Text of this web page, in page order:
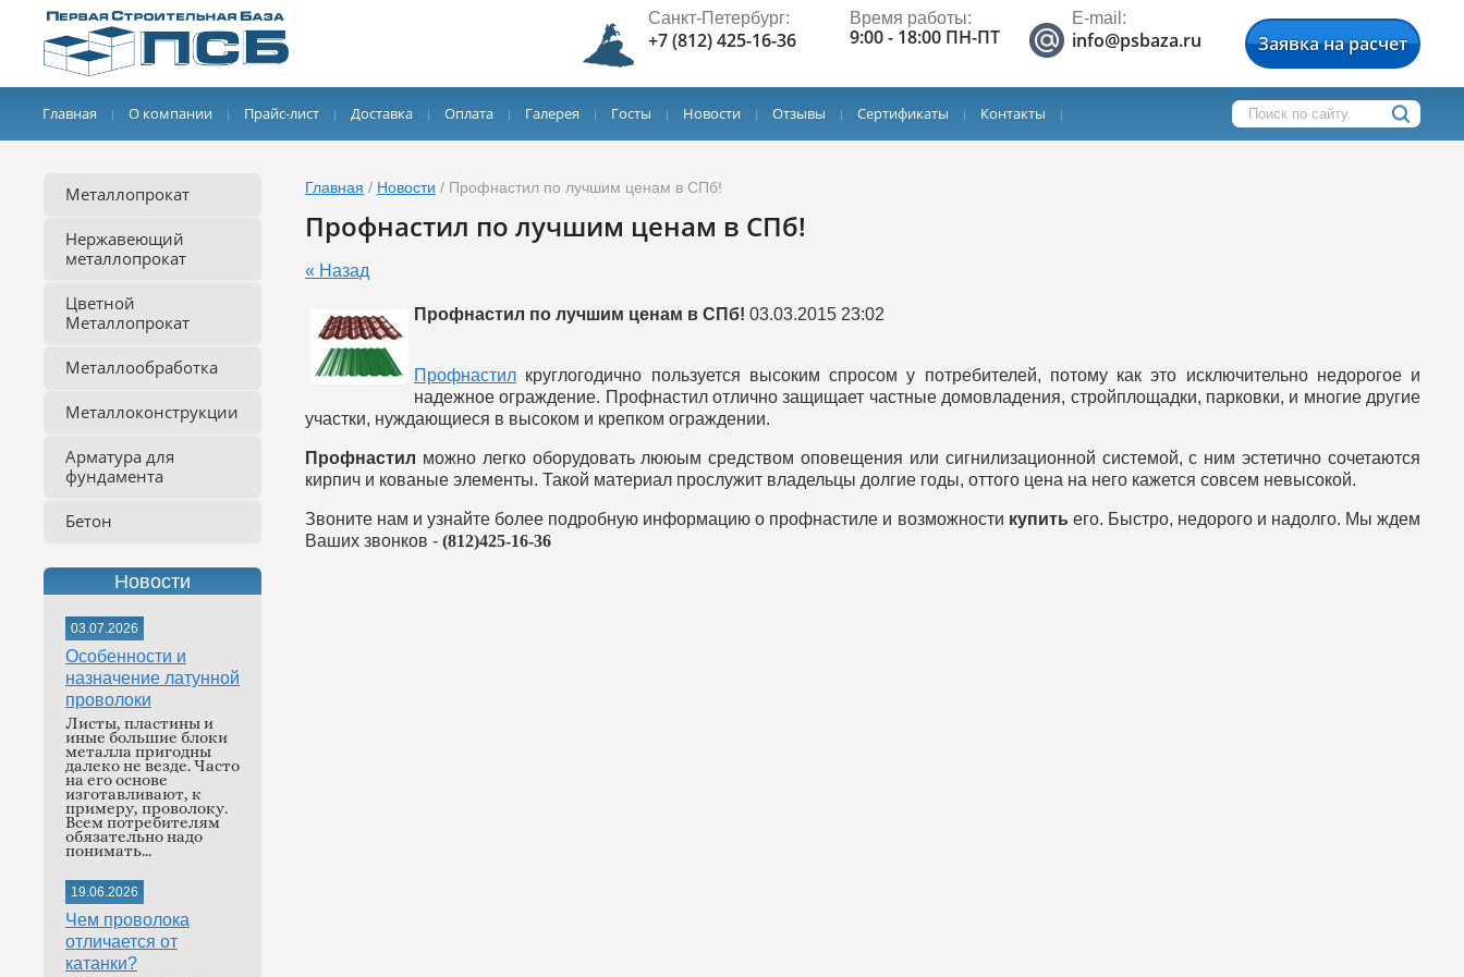
Санкт-Петербург:
+7 (812) 425-16-36
Время работы:
9:00 - 18:00 ПН-ПТ
E-mail:
info@psbaza.ru Заявка на расчет
Главная О компании Прайс-лист Доставка Оплата Галерея Госты Новости Отзывы Сертификаты Контакты
Металлопрокат
Нержавеющий
металлопрокат
Цветной
Металлопрокат
Металлообработка
Металлоконструкции
Арматура для
фундамента
Бетон
Новости
03.07.2026
Особенности и
назначение латунной
проволоки
Листы, пластины и
иные большие блоки
металла пригодны
далеко не везде. Часто
на его основе
изготавливают, к
примеру, проволоку.
Всем потребителям
обязательно надо
понимать...
19.06.2026
Чем проволока
отличается от
катанки?
Главная / Новости / Профнастил по лучшим ценам в СПб!
Профнастил по лучшим ценам в СПб!
« Назад
Профнастил по лучшим ценам в СПб! 03.03.2015 23:02
Профнастил круглогодично пользуется высоким спросом у потребителей, потому как это исключительно недорогое и
надежное ограждение. Профнастил отлично защищает частные домовладения, стройплощадки, парковки, и многие другие
участки, нуждающиеся в высоком и крепком ограждении.
Профнастил можно легко оборудовать лююым средством оповещения или сигнилизационной системой, с ним эстетично сочетаются
кирпич и кованые элементы. Такой материал прослужит владельцы долгие годы, оттого цена на него кажется совсем невысокой.
Звоните нам и узнайте более подробную информацию о профнастиле и возможности купить его. Быстро, недорого и надолго. Мы ждем
Ваших звонков - (812)425-16-36